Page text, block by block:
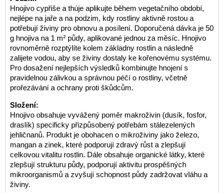
Hnojivo cypřiše a thúje aplikujte během vegetačního období,
nejlépe na jaře a na podzim, kdy rostliny aktivně rostou a
potřebují živiny pro obnovu a posílení. Doporučená dávka je 50
g hnojiva na 1 m² půdy, aplikované jednou za měsíc. Hnojivo
rovnoměrně rozptýlíte kolem základny rostlin a následně
zalijete vodou, aby se živiny dostaly ke kořenovému systému.
Pro dosažení nejlepších výsledků kombinujte hnojení s
pravidelnou zálivkou a správnou péčí o rostliny, včetně
prořezávání a ochrany proti škůdcům.
Složení:
Hnojivo obsahuje vyvážený poměr makroživin (dusík, fosfor,
draslík) specificky přizpůsobený potřebám stálezelených
jehličnanů. Produkt je obohacen o mikroživiny jako železo,
mangan a zinek, které podporují zdravý růst a zlepšují
celkovou vitalitu rostlin. Dále obsahuje organické látky, které
zlepšují strukturu půdy, podporují aktivitu prospěšných
mikroorganismů a zvyšují schopnost půdy zadržovat vláhu a
živiny.